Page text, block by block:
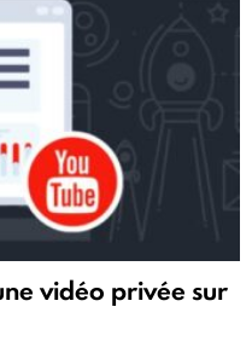
vidéo privée sur